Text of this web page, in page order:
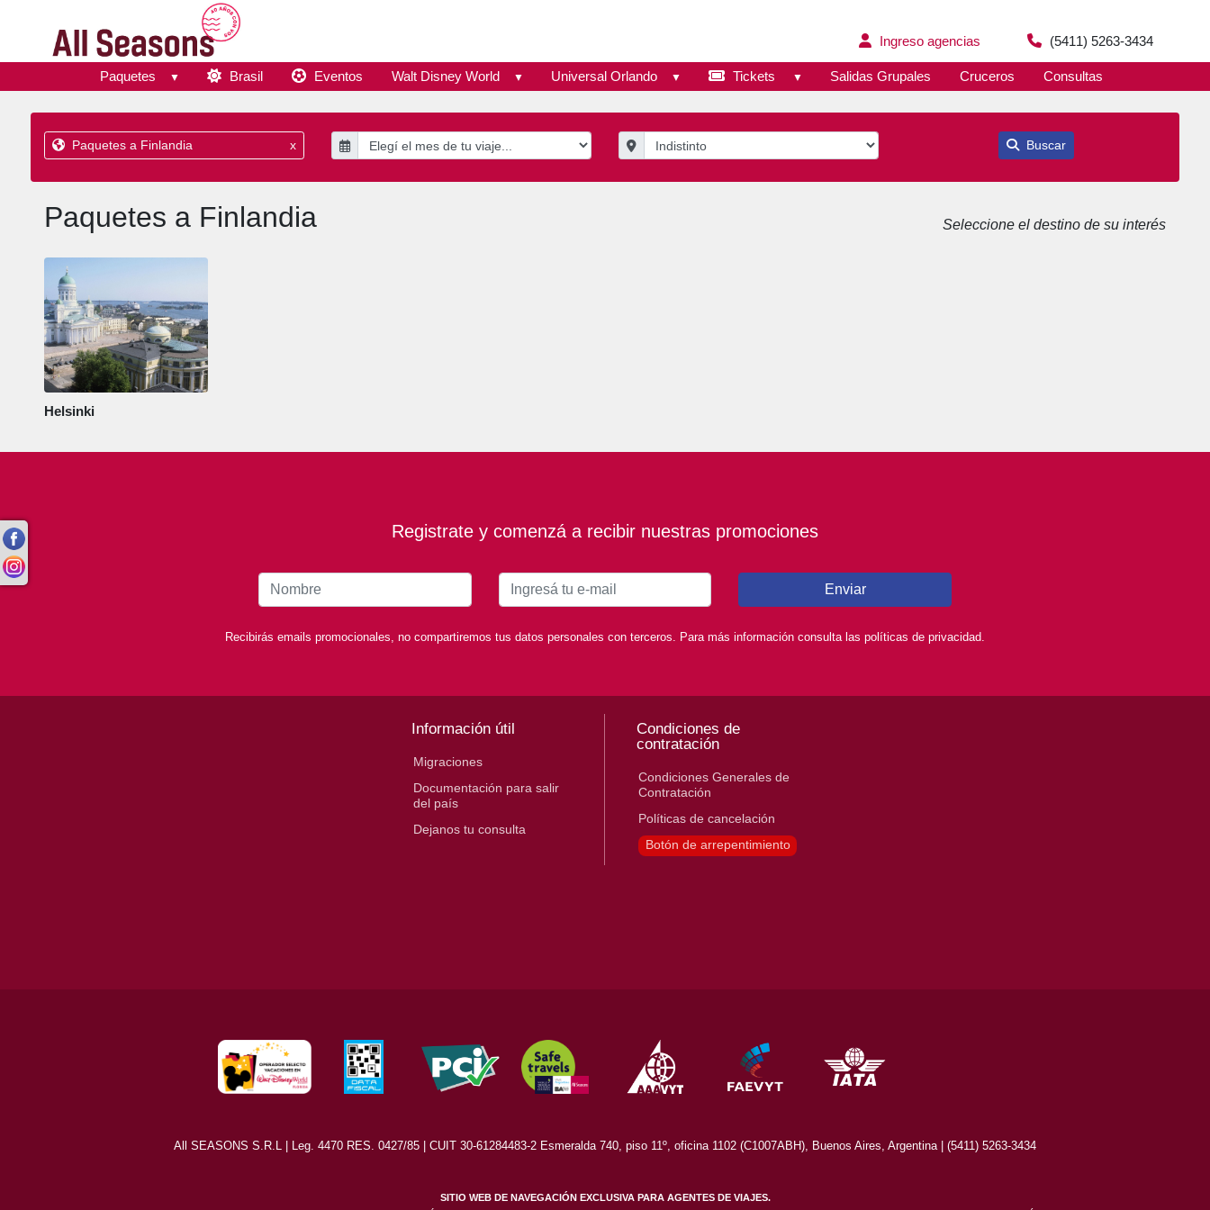
Ingreso agencias (5411) 5263-3434
Paquetes Brasil Eventos Walt Disney World Universal Orlando Tickets Salidas Grupales Cruceros Consultas
Paquetes a Finlandia x Buscar
Paquetes a Finlandia Seleccione el destino de su interés
Helsinki
Registrate y comenzá a recibir nuestras promociones
Enviar
Recibirás emails promocionales, no compartiremos tus datos personales con terceros. Para más información consulta las políticas de privacidad.
Información útil
Migraciones
Documentación para salir
del país
Dejanos tu consulta
Condiciones de
contratación
Condiciones Generales de
Contratación
Políticas de cancelación
Botón de arrepentimiento
All SEASONS S.R.L | Leg. 4470 RES. 0427/85 | CUIT 30-61284483-2 Esmeralda 740, piso 11º, oficina 1102 (C1007ABH), Buenos Aires, Argentina | (5411) 5263-3434
SITIO WEB DE NAVEGACIÓN EXCLUSIVA PARA AGENTES DE VIAJES.